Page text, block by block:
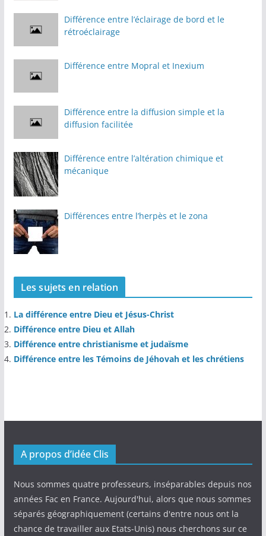
Différence entre l’éclairage de bord et le
rétroéclairage
Différence entre Mopral et Inexium
Différence entre la diffusion simple et la
diffusion facilitée
Différence entre l’altération chimique et
mécanique
Différences entre l’herpès et le zona
Les sujets en relation
La différence entre Dieu et Jésus-Christ
Différence entre Dieu et Allah
Différence entre christianisme et judaïsme
Différence entre les Témoins de Jéhovah et les chrétiens
A propos d’idée Clis
Nous sommes quatre professeurs, inséparables depuis nos
années Fac en France. Aujourd'hui, alors que nous sommes
séparés géographiquement (certains d'entre nous ont la
chance de travailler aux Etats-Unis) nous cherchons sur ce